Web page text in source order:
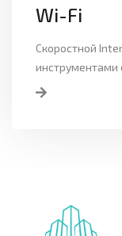
Wi-Fi
Скоростной
инструментами